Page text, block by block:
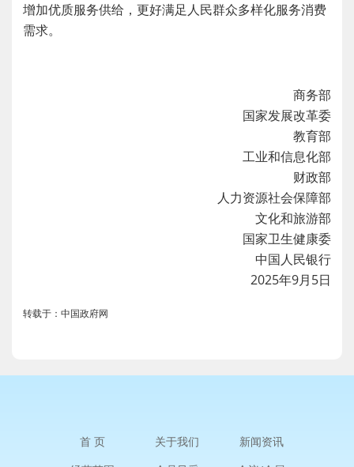
增加优质服务供给，更好满足人民群众多样化服务消费
需求。
商务部
国家发展改革委
教育部
工业和信息化部
财政部
人力资源社会保障部
文化和旅游部
国家卫生健康委
中国人民银行
2025年9月5日
转载于：中国政府网
首 页 关于我们
新闻资讯